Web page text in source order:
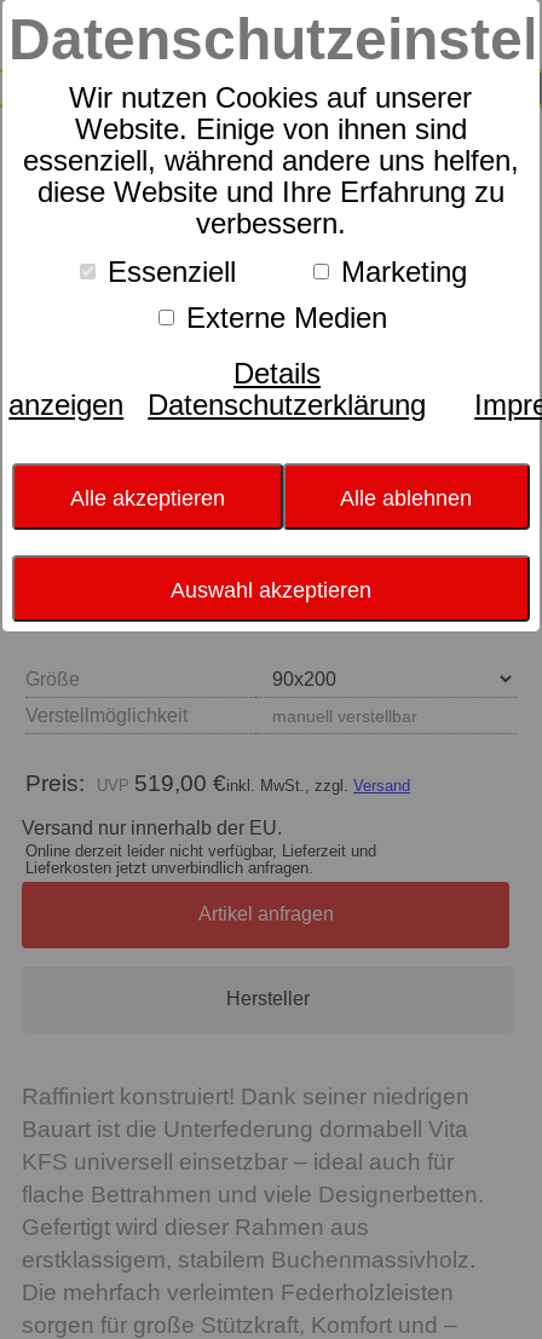
Wir nutzen Cookies auf unserer
Website. Einige von ihnen sind
essenziell, während andere uns helfen,
diese Website und Ihre Erfahrung zu
verbessern.
Essenziell
Marketing
Externe Medien
Details
anzeigen
Datenschutzerklärung
Alle akzeptieren Alle ablehnen
Auswahl akzeptieren
SUCHE
0
Rahmen
dormabell Vita KFS
Größe
Verstellmöglichkeit
manuell verstellbar
Preis: 519,00 €inkl. MwSt., zzgl. Versand
Versand nur innerhalb der EU.
Online derzeit leider nicht verfügbar, Lieferzeit und
Lieferkosten jetzt unverbindlich anfragen.
Artikel anfragen
Hersteller
Raffiniert konstruiert! Dank seiner niedrigen
Bauart ist die Unterfederung dormabell Vita
KFS universell einsetzbar – ideal auch für
flache Bettrahmen und viele Designerbetten.
Gefertigt wird dieser Rahmen aus
erstklassigem, stabilem Buchenmassivholz.
Die mehrfach verleimten Federholzleisten
sorgen für große Stützkraft, Komfort und –